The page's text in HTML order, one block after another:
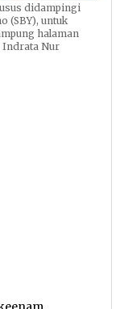
didampingi
(SBY), untuk
halaman
Indrata Nur